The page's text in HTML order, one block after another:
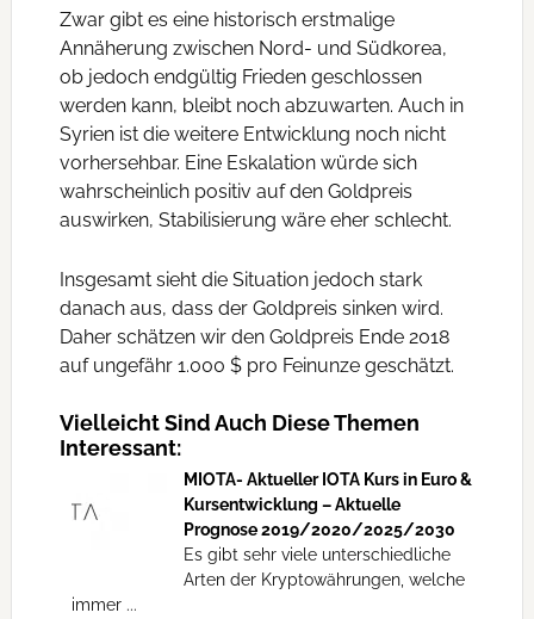
Zwar gibt es eine historisch erstmalige
Annäherung zwischen Nord- und Südkorea,
ob jedoch endgültig Frieden geschlossen
werden kann, bleibt noch abzuwarten. Auch in
Syrien ist die weitere Entwicklung noch nicht
vorhersehbar. Eine Eskalation würde sich
wahrscheinlich positiv auf den Goldpreis
auswirken, Stabilisierung wäre eher schlecht.
Insgesamt sieht die Situation jedoch stark
danach aus, dass der Goldpreis sinken wird.
Daher schätzen wir den Goldpreis Ende 2018
auf ungefähr 1.000 $ pro Feinunze geschätzt.
Vielleicht Sind Auch Diese Themen
Interessant:
MIOTA- Aktueller IOTA Kurs in Euro &
Kursentwicklung – Aktuelle
Prognose 2019/2020/2025/2030
Es gibt sehr viele unterschiedliche
Arten der Kryptowährungen, welche
immer ...